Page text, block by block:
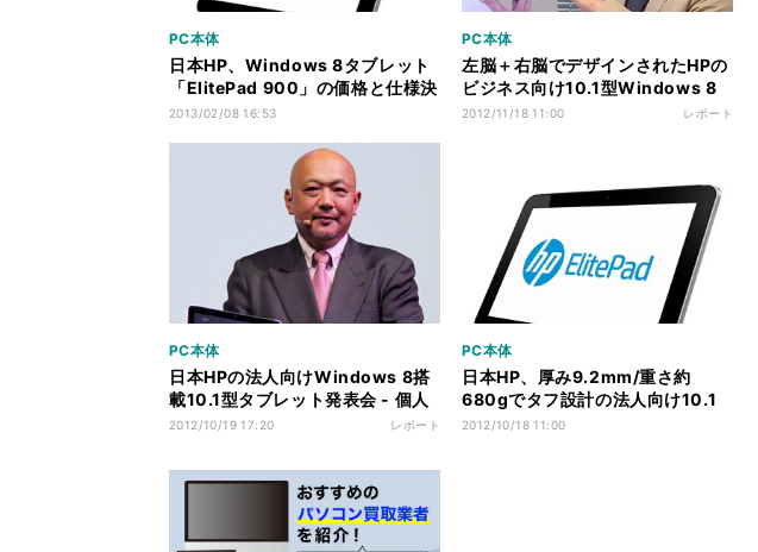
PC本体
日本HP、Windows 8タブレット
「ElitePad 900」の価格と仕様決
定
2013/02/08 16:53
PC本体
左脳＋右脳でデザインされたHPの
ビジネス向け10.1型Windows 8
タブレット - 米HPのプロダクトデ
2012/11/18 11:00 レポート
PC本体
日本HPの法人向けWindows 8搭
載10.1型タブレット発表会 - 個人
でも欲しくなるクールでタフな1台
2012/10/19 17:20 レポート
PC本体
日本HP、厚み9.2mm/重さ約
680gでタフ設計の法人向け10.1
型Win 8タブレット
2012/10/18 11:00